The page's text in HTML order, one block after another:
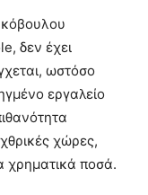
δεν έχει
ωστόσο
εργαλείο
χώρες,
χρηματικά ποσά.